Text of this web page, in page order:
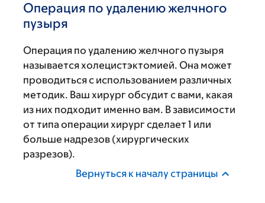
Операция по удалению желчного
пузыря
Операция по удалению желчного пузыря
называется холецистэктомией. Она может
проводиться с использованием различных
методик. Ваш хирург обсудит с вами, какая
из них подходит именно вам. В зависимости
от типа операции хирург сделает 1 или
больше надрезов (хирургических
разрезов).
Вернуться к началу страницы